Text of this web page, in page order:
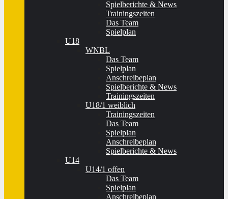
Spielberichte & News
Trainingszeiten
Das Team
Spielplan
U18
WNBL
Das Team
Spielplan
Anschreibeplan
Spielberichte & News
Trainingszeiten
U18/1 weiblich
Trainingszeiten
Das Team
Spielplan
Anschreibeplan
Spielberichte & News
U14
U14/1 offen
Das Team
Spielplan
Anschreibeplan